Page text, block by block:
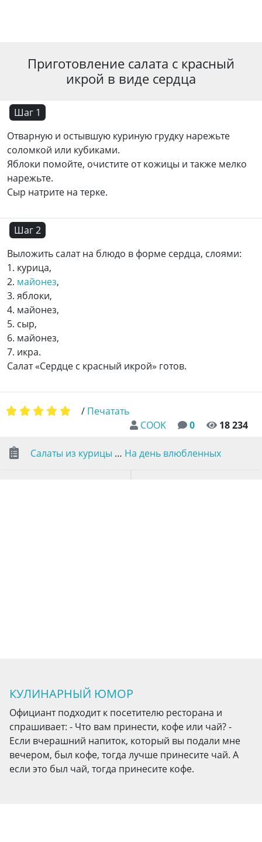
Приготовление салата с красный
икрой в виде сердца
Шаг 1
Отварную и остывшую куриную грудку нарежьте
соломкой или кубиками.
Яблоки помойте, очистите от кожицы и также мелко
нарежьте.
Сыр натрите на терке.
Шаг 2
Выложить салат на блюдо в форме сердца, слоями:
1. курица,
2. майонез,
3. яблоки,
4. майонез,
5. сыр,
6. майонез,
7. икра.
Салат «Сердце с красный икрой» готов.
COOK 0 18 234
/ Печатать
Салаты из курицы … На день влюбленных
КУЛИНАРНЫЙ ЮМОР
Официант подходит к посетителю ресторана и
спрашивает: - Что вам принести, кофе или чай? -
Если вчерашний напиток, который вы подали мне
вечером, был кофе, тогда лучше принесите чай. А
если это был чай, тогда принесите кофе.